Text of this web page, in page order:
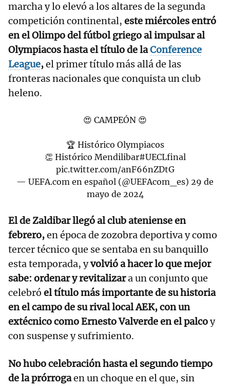
marcha y lo elevó a los altares de la segunda
competición continental, este miércoles entró
en el Olimpo del fútbol griego al impulsar al
Olympiacos hasta el título de laConference
League,el primer título más allá de las
fronteras nacionales que conquista un club
heleno.
😍 CAMPEÓN 😍
🏆 Histórico Olympiacos
👏 Histórico Mendilibar#UECLfinal
pic.twitter.com/anF66nZDtG
— UEFA.com en español (@UEFAcom_es) 29 de
mayo de 2024
El de Zaldibar llegó al club ateniense en
febrero,en época de zozobra deportiva y como
tercer técnico que se sentaba en su banquillo
esta temporada, yvolvió a hacer lo que mejor
sabe: ordenar y revitalizara un conjunto que
celebró el título más importante de su historia
en el campo de su rival local AEK, con un
extécnico como Ernesto Valverde en el palcoy
con suspense y sufrimiento.
No hubo celebración hasta el segundo tiempo
de la prórrogaen un choque en el que, sin